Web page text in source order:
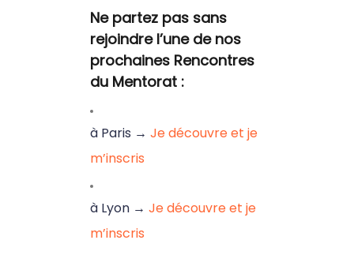
Ne partez pas sans
rejoindre l’une de nos
prochaines Rencontres
du Mentorat:
à Paris → Je découvre et je
m’inscris
à Lyon → Je découvre et je
m’inscris